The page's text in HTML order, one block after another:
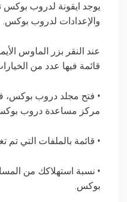
يوجد ايقونة لدروب بوكس
والإعدادات لدروب بوكس.
عند النقر بزر الماوس
قائمة فيها عدد من
• فتح مجلد دروب بوكس،
مركز مساعدة دروب
• قائمة بالملفات التي تم
• نسبة استهلاكك من
بوكس.